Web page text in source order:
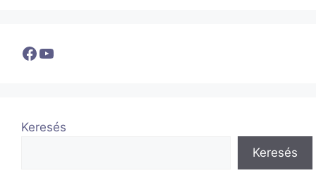
Facebook
YouTube
Keresés
Keresés